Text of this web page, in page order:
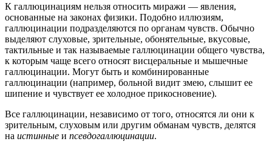
К галлюцинациям нельзя относить миражи — явления,
основанные на законах физики. Подобно иллюзиям,
галлюцинации подразделяются по органам чувств. Обычно
выделяют слуховые, зрительные, обонятельные, вкусовые,
тактильные и так называемые галлюцинации общего чувства,
к которым чаще всего относят висцеральные и мышечные
галлюцинации. Могут быть и комбинированные
галлюцинации (например, больной видит змею, слышит ее
шипение и чувствует ее холодное прикосновение).
Все галлюцинации, независимо от того, относятся ли они к
зрительным, слуховым или другим обманам чувств, делятся
на истинные и псевдогаллюцинации.